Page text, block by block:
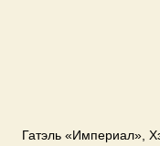
Гатэль «Империал»,